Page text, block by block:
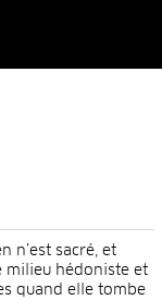
n’est sacré, et
milieu hédoniste et
quand elle tombe